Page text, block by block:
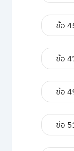
ข้อ
ข้อ
ข้อ
ข้อ